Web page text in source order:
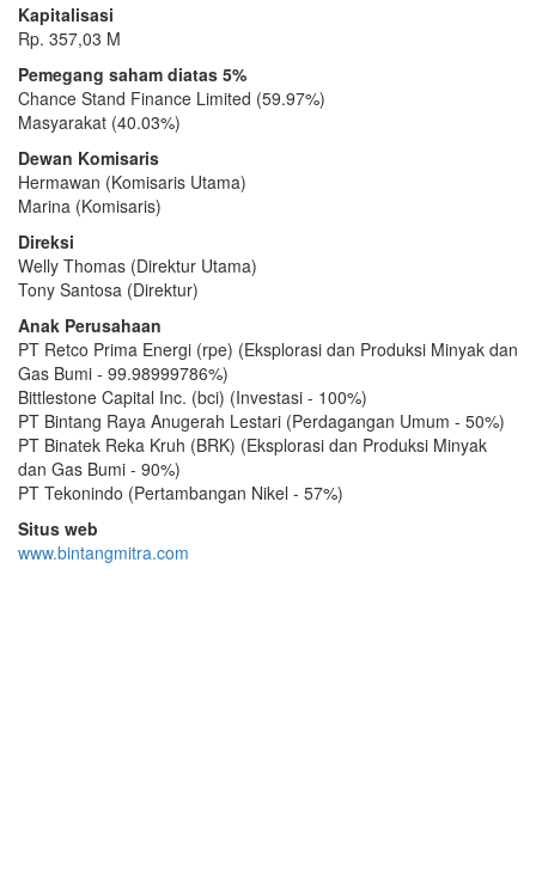
Kapitalisasi
Rp. 357,03 M
Pemegang saham diatas 5%
Chance Stand Finance Limited (59.97%)
Masyarakat (40.03%)
Dewan Komisaris
Hermawan (Komisaris Utama)
Marina (Komisaris)
Direksi
Welly Thomas (Direktur Utama)
Tony Santosa (Direktur)
Anak Perusahaan
PT Retco Prima Energi (rpe) (Eksplorasi dan Produksi Minyak dan
Gas Bumi - 99.98999786%)
Bittlestone Capital Inc. (bci) (Investasi - 100%)
PT Bintang Raya Anugerah Lestari (Perdagangan Umum - 50%)
PT Binatek Reka Kruh (BRK) (Eksplorasi dan Produksi Minyak
dan Gas Bumi - 90%)
PT Tekonindo (Pertambangan Nikel - 57%)
Situs web
www.bintangmitra.com